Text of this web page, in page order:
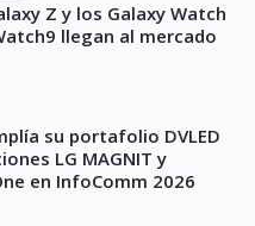
Z y los Galaxy Watch
llegan al mercado
su portafolio DVLED
LG MAGNIT y
en InfoComm 2026